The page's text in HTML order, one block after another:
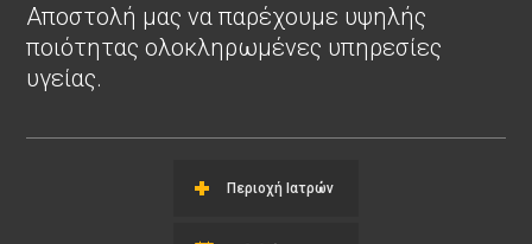
Αποστολή μας να παρέχουμε υψηλής
ποιότητας ολοκληρωμένες υπηρεσίες
υγείας.
Περιοχή Ιατρών